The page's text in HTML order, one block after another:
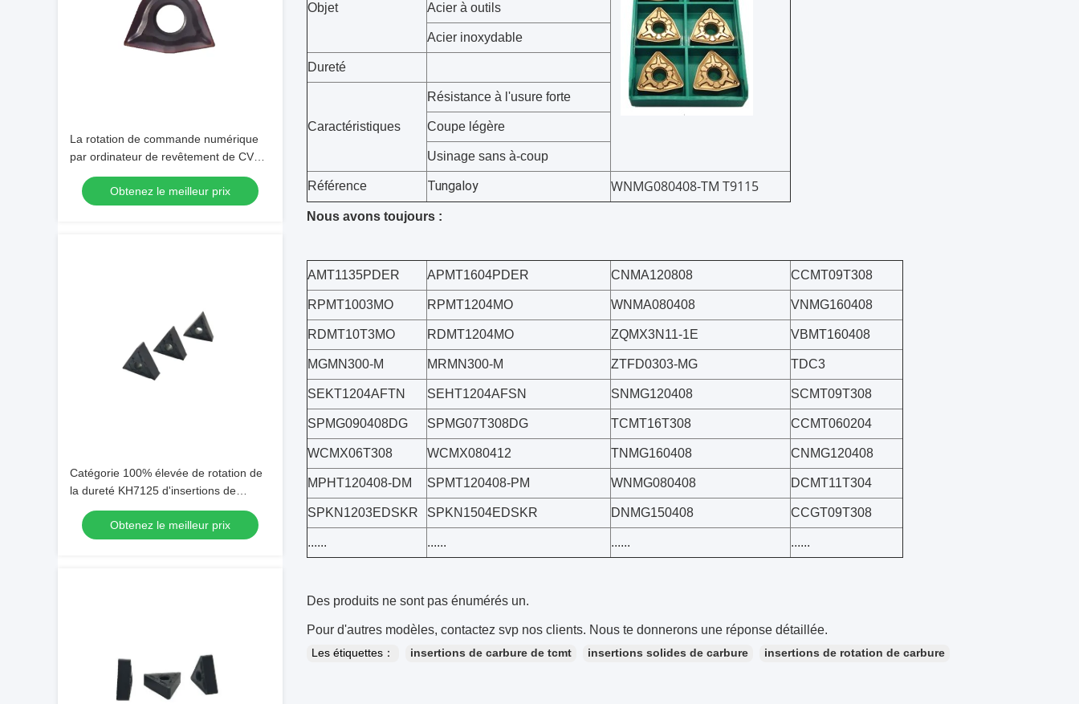
La rotation de commande numérique
par ordinateur de revêtement de CVD
insère des outils de coupe de carbure
de tungstèneObtenez le meilleur prix
Catégorie 100% élevée de rotation de
la dureté KH7125 d'insertions de
carbure de Vierge
Obtenez le meilleur prix
Objet Acier à outils
Acier inoxydable
Dureté
Caractéristiques
Résistance à l'usure forte
Coupe légère
Usinage sans à-coup
Référence Tungaloy WNMG080408-TM T9115
Nous avons toujours :
AMT1135PDER APMT1604PDER CNMA120808 CCMT09T308
RPMT1003MO RPMT1204MO WNMA080408 VNMG160408
RDMT10T3MO RDMT1204MO ZQMX3N11-1E VBMT160408
MGMN300-M MRMN300-M ZTFD0303-MG TDC3
SEKT1204AFTN SEHT1204AFSN SNMG120408 SCMT09T308
SPMG090408DG SPMG07T308DG TCMT16T308 CCMT060204
WCMX06T308 WCMX080412 TNMG160408 CNMG120408
MPHT120408-DM SPMT120408-PM WNMG080408 DCMT11T304
SPKN1203EDSKR SPKN1504EDSKR DNMG150408 CCGT09T308
...... ...... ...... ......
Des produits ne sont pas énumérés un.
Pour d'autres modèles, contactez svp nos clients. Nous te donnerons une réponse détaillée.
Les étiquettes： insertions de carbure de tcmt insertions solides de carbure insertions de rotation de carbure